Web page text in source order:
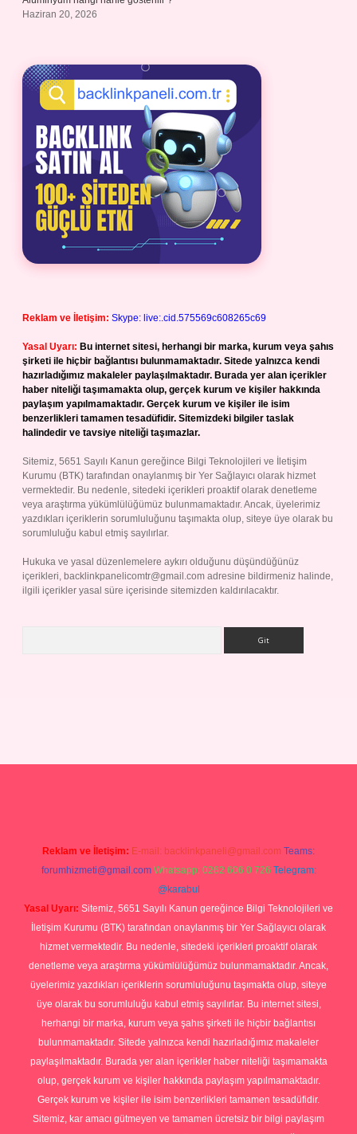
Haziran 20, 2026
Reklam ve İletişim: Skype: live:.cid.575569c608265c69
Yasal Uyarı: Bu internet sitesi, herhangi bir marka, kurum veya şahıs
şirketi ile hiçbir bağlantısı bulunmamaktadır. Sitede yalnızca kendi
hazırladığımız makaleler paylaşılmaktadır. Burada yer alan içerikler
haber niteliği taşımamakta olup, gerçek kurum ve kişiler hakkında
paylaşım yapılmamaktadır. Gerçek kurum ve kişiler ile isim
benzerlikleri tamamen tesadüfidir. Sitemizdeki bilgiler taslak
halindedir ve tavsiye niteliği taşımazlar.
Sitemiz, 5651 Sayılı Kanun gereğince Bilgi Teknolojileri ve İletişim
Kurumu (BTK) tarafından onaylanmış bir Yer Sağlayıcı olarak hizmet
vermektedir. Bu nedenle, sitedeki içerikleri proaktif olarak denetleme
veya araştırma yükümlülüğümüz bulunmamaktadır. Ancak, üyelerimiz
yazdıkları içeriklerin sorumluluğunu taşımakta olup, siteye üye olarak bu
sorumluluğu kabul etmiş sayılırlar.
Hukuka ve yasal düzenlemelere aykırı olduğunu düşündüğünüz
içerikleri, backlinkpanelicomtr@gmail.com adresine bildirmeniz halinde,
ilgili içerikler yasal süre içerisinde sitemizden kaldırılacaktır.
Reklam ve İletişim: E-mail: backlinkpaneli@gmail.com Teams:
forumhizmeti@gmail.com Whatsapp: 0262 606 0 726 Telegram:
@karabul
Yasal Uyarı: Sitemiz, 5651 Sayılı Kanun gereğince Bilgi Teknolojileri ve
İletişim Kurumu (BTK) tarafından onaylanmış bir Yer Sağlayıcı olarak
hizmet vermektedir. Bu nedenle, sitedeki içerikleri proaktif olarak
denetleme veya araştırma yükümlülüğümüz bulunmamaktadır. Ancak,
üyelerimiz yazdıkları içeriklerin sorumluluğunu taşımakta olup, siteye
üye olarak bu sorumluluğu kabul etmiş sayılırlar. Bu internet sitesi,
herhangi bir marka, kurum veya şahıs şirketi ile hiçbir bağlantısı
bulunmamaktadır. Sitede yalnızca kendi hazırladığımız makaleler
paylaşılmaktadır. Burada yer alan içerikler haber niteliği taşımamakta
olup, gerçek kurum ve kişiler hakkında paylaşım yapılmamaktadır.
Gerçek kurum ve kişiler ile isim benzerlikleri tamamen tesadüfidir.
Sitemiz, kar amacı gütmeyen ve tamamen ücretsiz bir bilgi paylaşım